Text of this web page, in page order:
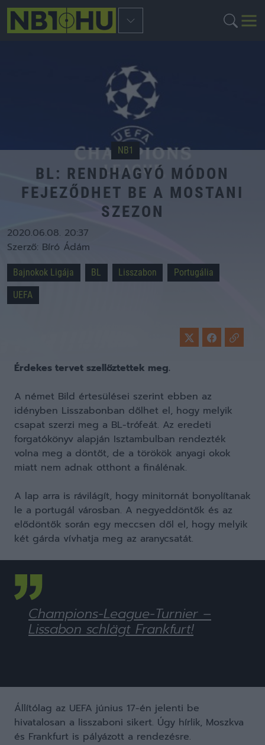
NB1
BL: RENDHAGYÓ MÓDON
FEJEZŐDHET BE A MOSTANI
SZEZON
2020.06.08. 20:37
Szerző: Bíró Ádám
Bajnokok Ligája BL Lisszabon
Portugália
UEFA
Érdekes tervet szellőztettek meg.
A német Bild értesülései szerint ebben az
idényben Lisszabonban dőlhet el, hogy melyik
csapat szerzi meg a BL-trófeát. Az eredeti
forgatókönyv alapján Isztambulban rendezték
volna meg a döntőt, de a törökök anyagi okok
miatt nem adnak otthont a finálénak.
A lap arra is rávilágít, hogy minitornát bonyolítanak
le a portugál városban. A negyeddöntők és az
elődöntők során egy meccsen dől el, hogy melyik
két gárda vívhatja meg az aranycsatát.
Champions-League-Turnier –
Lissabon schlägt Frankfurt!
Állítólag az UEFA június 17-én jelenti be
hivatalosan a lisszaboni sikert. Úgy hírlik, Moszkva
és Frankfurt is pályázott a rendezésre.